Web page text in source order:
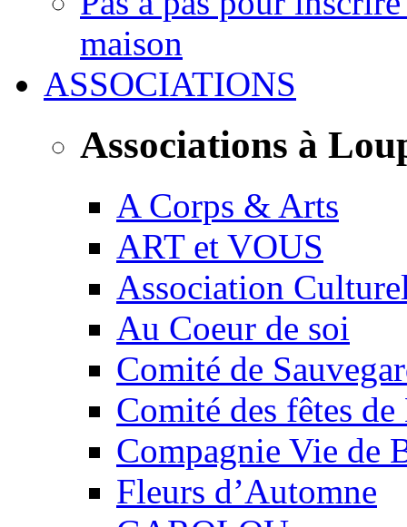
maison
ASSOCIATIONS
Associations à
A Corps & Arts
ART et VOUS
Association
Au Coeur de soi
Comité de
Comité des fêtes
Compagnie Vie de
Fleurs d’Automne